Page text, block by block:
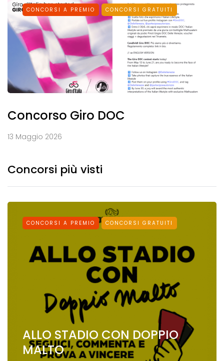
CONCORSI A PREMIO CONCORSI GRATUITI
Concorso Giro DOC
13 Maggio 2026
Concorsi più visti
CONCORSI A PREMIO CONCORSI GRATUITI
ALLO STADIO CON DOPPIO
MALTO